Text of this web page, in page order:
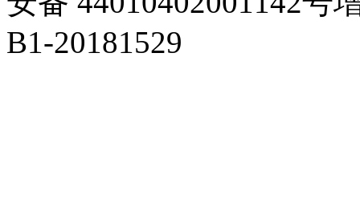
B1-20181529